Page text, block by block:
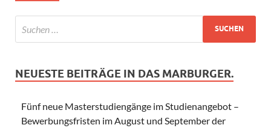
NEUESTE BEITRÄGE IN DAS MARBURGER.
Fünf neue Masterstudiengänge im Studienangebot –
Bewerbungsfristen im August und September der